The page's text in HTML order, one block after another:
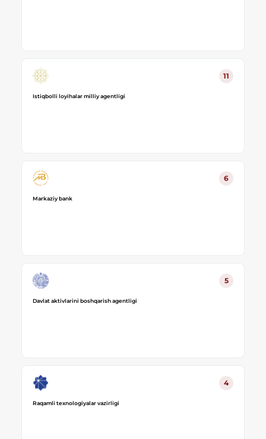
11
Istiqbolli loyihalar milliy agentligi
6
Markaziy bank
5
Davlat aktivlarini boshqarish agentligi
4
Raqamli texnologiyalar vazirligi